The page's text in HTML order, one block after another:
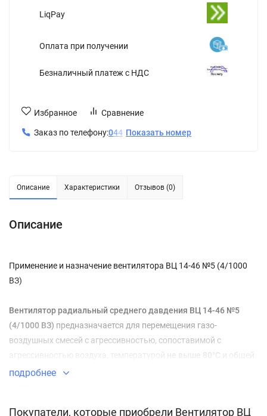
LiqPay
Оплата при получении
Безналичный платеж с НДС
Избранное Сравнение
Заказ по телефону:044 Показать номер
Описание Характеристики Отзывов (0)
Описание
Применение и назначение вентилятора ВЦ 14-46 №5 (4/1000
ВЗ)
Вентилятор радиальный среднего давдения ВЦ 14-46 №5
(4/1000 ВЗ) предназначается для перемещения газо-
воздушных смесей с агрессивностью, сопоставимой с
агрессивностью воздуха, температурой не выше 80°C и общей
запыленностью менее 0,1 г/м3
подробнее
Покупатели, которые приобрели Вентилятор ВЦ